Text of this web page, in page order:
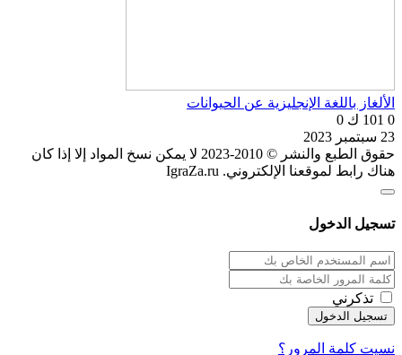
الألغاز باللغة الإنجليزية عن الحيوانات
0 101 ك
0
23 سبتمبر 2023
حقوق الطبع والنشر © 2010-2023 لا يمكن نسخ المواد إلا إذا كان
هناك رابط لموقعنا الإلكتروني. IgraZa.ru
تسجيل الدخول
تذكرني
نسيت كلمة المرور؟